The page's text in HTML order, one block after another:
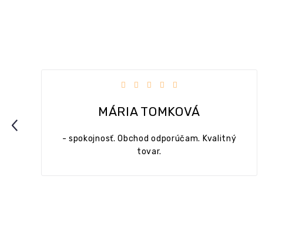
Previous
MÁRIA TOMKOVÁ
Hodnotenie obchodu je 5 z 5 hviezdičiek.
- spokojnosť. Obchod odporúčam. Kvalitný
tovar.